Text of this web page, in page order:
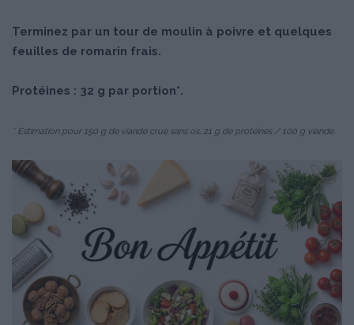
Terminez par un tour de moulin à poivre et quelques
feuilles de romarin frais.
Protéines : 32 g par portion*.
* Estimation pour 150 g de viande crue sans os, 21 g de protéines / 100 g viande.